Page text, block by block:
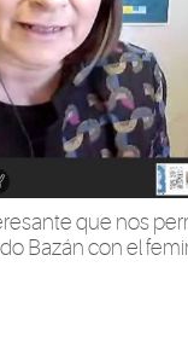
que nos
Bazán con el